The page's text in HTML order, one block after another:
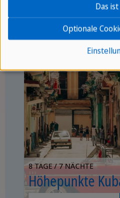
8 TAGE / 7 NÄCHTE
Höhepunkte
Optionale
Das